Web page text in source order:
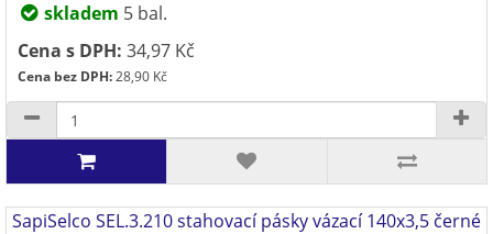
skladem 5 bal.
Cena s DPH: 34,97 Kč
Cena bez DPH:28,90 Kč
SapiSelco SEL.3.210 stahovací pásky vázací 140x3,5 černé